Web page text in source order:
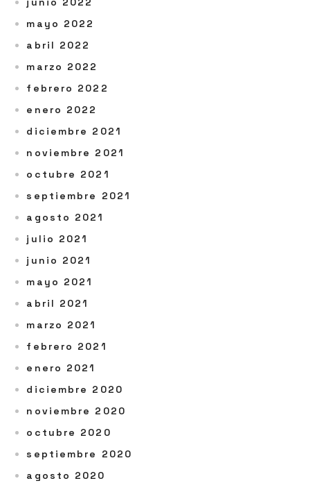
mayo 2022
abril 2022
marzo 2022
febrero 2022
enero 2022
diciembre 2021
noviembre 2021
octubre 2021
septiembre 2021
agosto 2021
julio 2021
junio 2021
mayo 2021
abril 2021
marzo 2021
febrero 2021
enero 2021
diciembre 2020
noviembre 2020
octubre 2020
septiembre 2020
agosto 2020